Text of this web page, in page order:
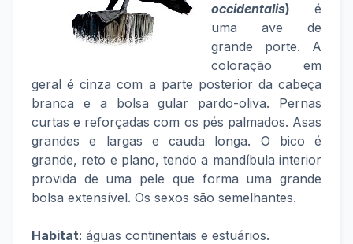
occidentalis) é
uma ave de
grande porte. A
coloração em
geral é cinza com a parte posterior da cabeça
branca e a bolsa gular pardo-oliva. Pernas
curtas e reforçadas com os pés palmados. Asas
grandes e largas e cauda longa. O bico é
grande, reto e plano, tendo a mandíbula interior
provida de uma pele que forma uma grande
bolsa extensível. Os sexos são semelhantes.
Habitat: águas continentais e estuários.